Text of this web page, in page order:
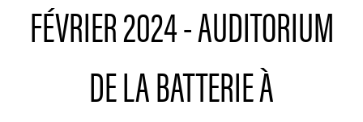
FÉVRIER 2024 - AUDITORIUM
DE LA BATTERIE À